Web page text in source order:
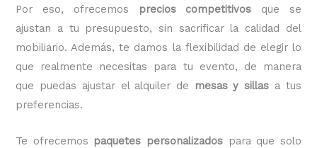
Por eso, ofrecemos
precios competitivos que se
ajustan a tu presupuesto, sin sacrificar la calidad del
mobiliario. Además, te damos la flexibilidad de elegir lo
que realmente necesitas para tu evento, de manera
que puedas ajustar el alquiler de
mesas y sillas a tus
preferencias.
Te ofrecemos paquetes personalizados para que solo